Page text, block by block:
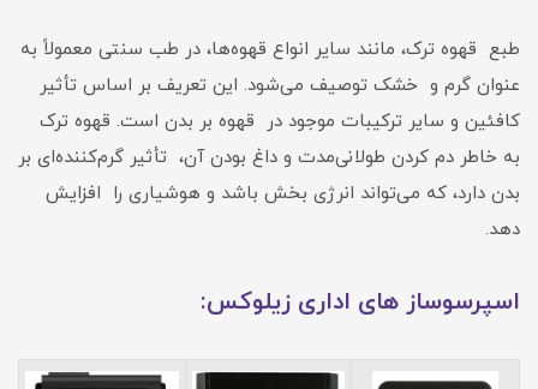
طبع قهوه ترک، مانند سایر انواع قهوه‌ها، در طب سنتی معمولاً به
عنوان گرم و خشک توصیف می‌شود. این تعریف بر اساس تأثیر
کافئین و سایر ترکیبات موجود در قهوه بر بدن است. قهوه ترک
به خاطر دم کردن طولانی‌مدت و داغ بودن آن، تأثیر گرم‌کننده‌ای بر
بدن دارد، که می‌تواند انرژی بخش باشد و هوشیاری را افزایش
دهد.
اسپرسوساز های اداری زیلوکس: